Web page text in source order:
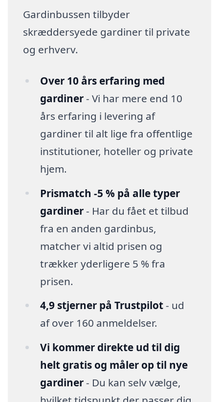
Gardinbussen tilbyder
skræddersyede gardiner til private
og erhverv.
Over 10 års erfaring med
gardiner- Vi har mere end 10
års erfaring i levering af
gardiner til alt lige fra offentlige
institutioner, hoteller og private
hjem.
Prismatch -5 % på alle typer
gardiner- Har du fået et tilbud
fra en anden gardinbus,
matcher vi altid prisen og
trækker yderligere 5 % fra
prisen.
4,9 stjerner på Trustpilot- ud
af over 160 anmeldelser.
Vi kommer direkte ud til dig
helt gratis og måler op til nye
gardiner- Du kan selv vælge,